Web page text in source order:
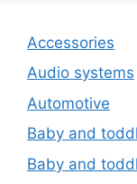
Accessories
Audio systems
Automotive
Baby and
Baby and